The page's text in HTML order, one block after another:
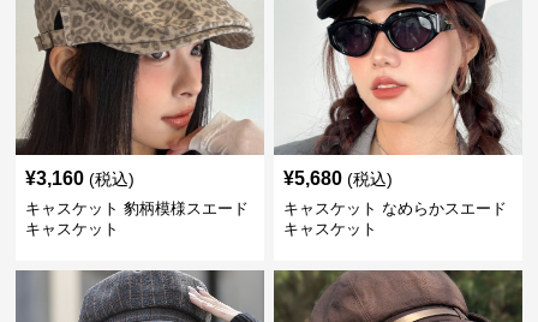
¥3,160 (税込)
キャスケット 豹柄模様スエード
キャスケット
¥5,680 (税込)
キャスケット なめらかスエード
キャスケット